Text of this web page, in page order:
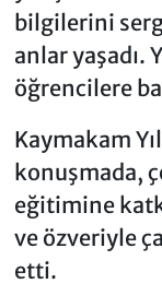
bilgilerini
anlar yaşadı.
öğrencilere
Kaymakam
konuşmada,
eğitimine
ve özveriyle
etti.